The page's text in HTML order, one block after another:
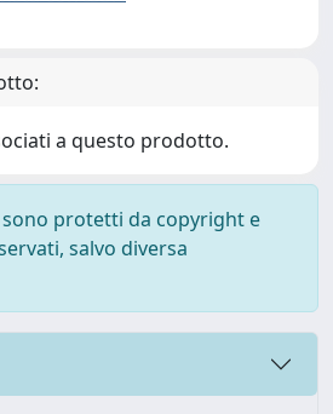
a questo prodotto.
protetti da copyright e
salvo diversa